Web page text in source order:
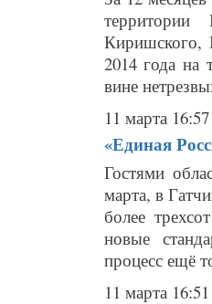
территории
Киришского,
2014 года на
вине
11 марта 16:57
«Единая
Гостями
марта, в
более
новые
процесс ещё
11 марта 16:51